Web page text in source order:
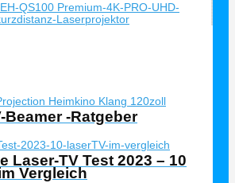
QS100 Premium-4K-PRO-UHD-
Laserprojektor
Beamer -Ratgeber
Laser-TV Test 2023 – 10
Vergleich